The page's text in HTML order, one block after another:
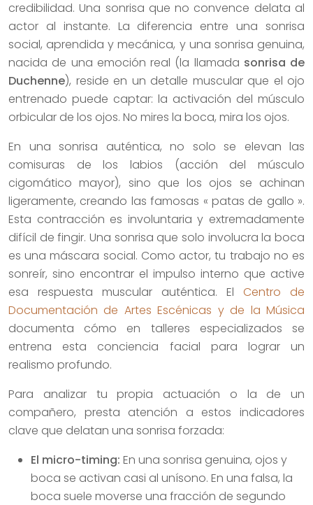
credibilidad. Una sonrisa que no convence delata al
actor al instante. La diferencia entre una sonrisa
social, aprendida y mecánica, y una sonrisa genuina,
nacida de una emoción real (la llamada sonrisa de
Duchenne), reside en un detalle muscular que el ojo
entrenado puede captar: la activación del músculo
orbicular de los ojos. No mires la boca, mira los ojos.
En una sonrisa auténtica, no solo se elevan las
comisuras de los labios (acción del músculo
cigomático mayor), sino que los ojos se achinan
ligeramente, creando las famosas « patas de gallo ».
Esta contracción es involuntaria y extremadamente
difícil de fingir. Una sonrisa que solo involucra la boca
es una máscara social. Como actor, tu trabajo no es
sonreír, sino encontrar el impulso interno que active
esa respuesta muscular auténtica. El Centro de
Documentación de Artes Escénicas y de la Música
documenta cómo en talleres especializados se
entrena esta conciencia facial para lograr un
realismo profundo.
Para analizar tu propia actuación o la de un
compañero, presta atención a estos indicadores
clave que delatan una sonrisa forzada:
El micro-timing: En una sonrisa genuina, ojos y
boca se activan casi al unísono. En una falsa, la
boca suele moverse una fracción de segundo